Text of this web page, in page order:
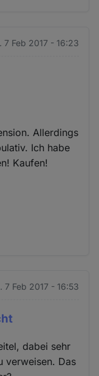
7 Feb 2017 - 16:23
Allerdings
Ich habe
Kaufen!
7 Feb 2017 - 16:53
dabei sehr
verweisen. Das